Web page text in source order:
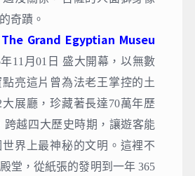
奇蹟。
Grand Egyptian Museu
11月01日 盛大開幕，以無數
亮這片曾為法老王掌控的土
展廳，珍藏著長達70萬年歷
跨越四大歷史時期，讓遊客能
界上最神秘的文明。這裡不
堂，從紙張的發明到一年 365